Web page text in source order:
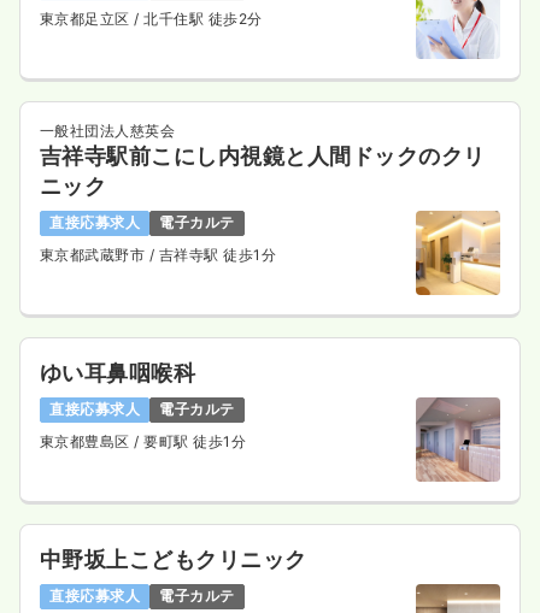
東京都足立区 / 北千住駅 徒歩2分
一般社団法人慈英会
吉祥寺駅前こにし内視鏡と人間ドックのクリ
ニック
直接応募求人
電子カルテ
東京都武蔵野市 / 吉祥寺駅 徒歩1分
ゆい耳鼻咽喉科
直接応募求人
電子カルテ
東京都豊島区 / 要町駅 徒歩1分
中野坂上こどもクリニック
直接応募求人 電子カルテ